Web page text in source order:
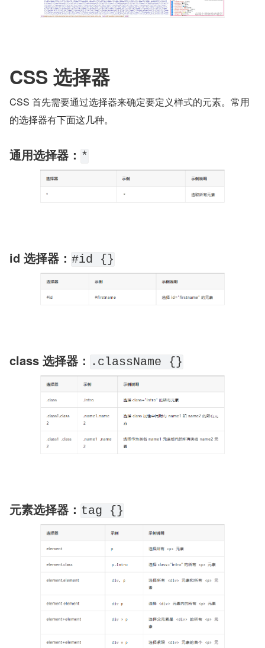
CSS 选择器
CSS 首先需要通过选择器来确定要定义样式的元素。常用
的选择器有下面这几种。
通用选择器： *
id 选择器： #id {}
class 选择器： .className {}
元素选择器： tag {}